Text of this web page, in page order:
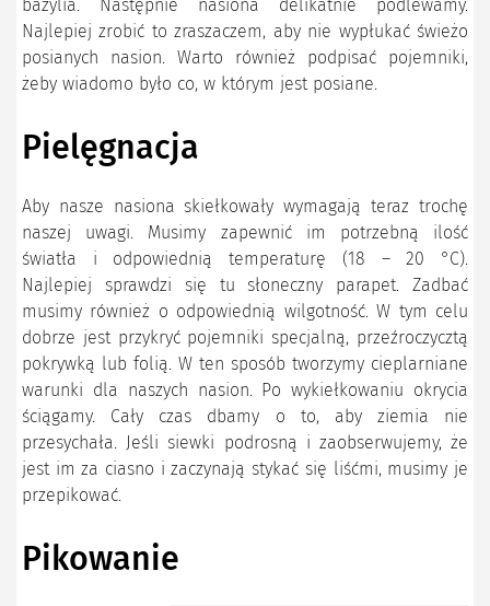
bazylia. Następnie nasiona delikatnie podlewamy.
Najlepiej zrobić to zraszaczem, aby nie wypłukać świeżo
posianych nasion. Warto również podpisać pojemniki,
żeby wiadomo było co, w którym jest posiane.
Pielęgnacja
Aby nasze nasiona skiełkowały wymagają teraz trochę
naszej uwagi. Musimy zapewnić im potrzebną ilość
światła i odpowiednią temperaturę (18 – 20 °C).
Najlepiej sprawdzi się tu słoneczny parapet. Zadbać
musimy również o odpowiednią wilgotność. W tym celu
dobrze jest przykryć pojemniki specjalną, przeźroczycztą
pokrywką lub folią. W ten sposób tworzymy cieplarniane
warunki dla naszych nasion. Po wykiełkowaniu okrycia
ściągamy. Cały czas dbamy o to, aby ziemia nie
przesychała. Jeśli siewki podrosną i zaobserwujemy, że
jest im za ciasno i zaczynają stykać się liśćmi, musimy je
przepikować.
Pikowanie